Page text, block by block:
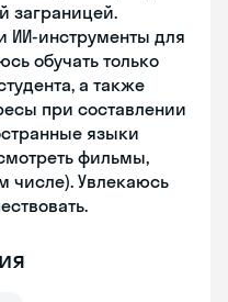
заграницей.
ИИ-инструменты для
обучать только
а также
при составлении
языки
фильмы,
числе). Увлекаюсь